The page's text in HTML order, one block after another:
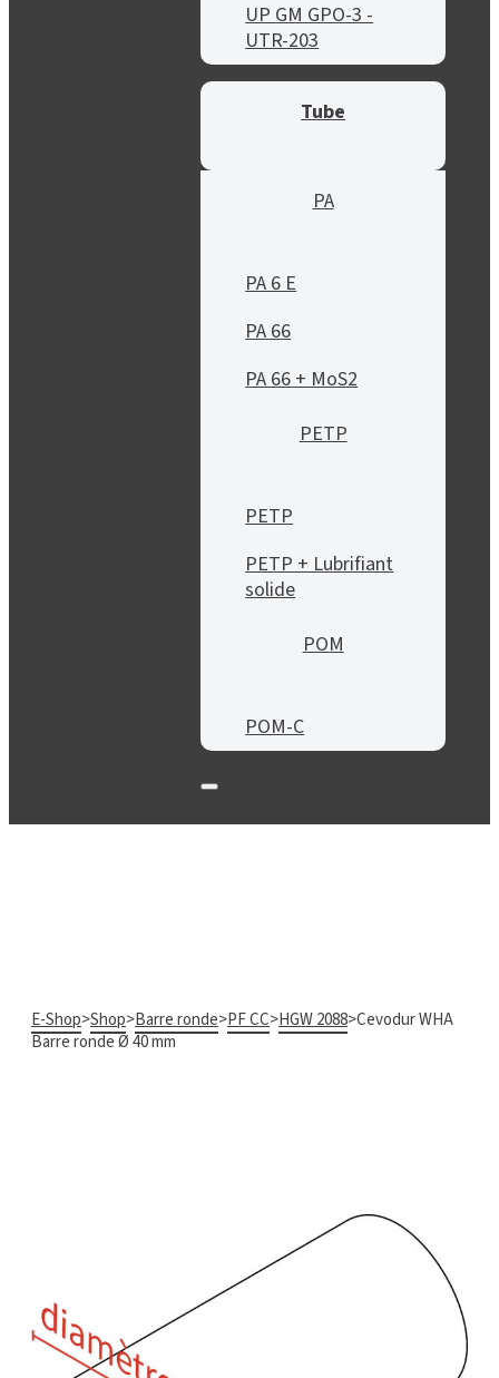
UP GM GPO-3 -
UTR-203
Tube
PA
PA 6 E
PA 66
PA 66 + MoS2
PETP
PETP
PETP + Lubrifiant
solide
POM
POM-C
E-Shop>Shop>Barre ronde>PF CC>HGW 2088>Cevodur WHA
Barre ronde Ø 40 mm